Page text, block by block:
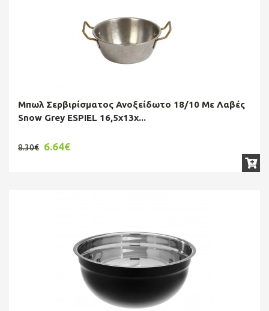
Μπωλ Σερβιρίσματος Ανοξείδωτο 18/10 Με Λαβές
Snow Grey ESPIEL 16,5x13x...
8.30€ 6.64€